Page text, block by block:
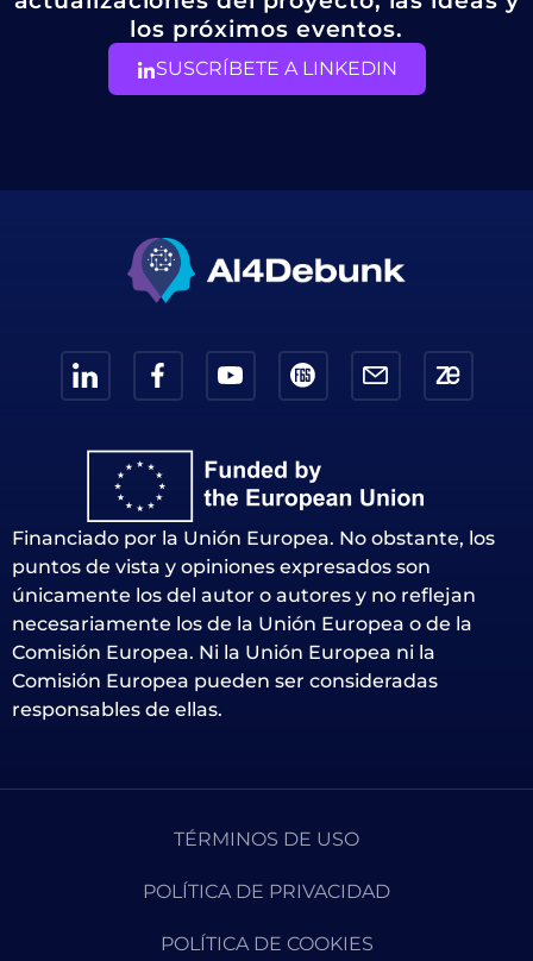
los próximos eventos.
SUSCRÍBETE A LINKEDIN
Financiado por la Unión Europea. No obstante, los
puntos de vista y opiniones expresados son
únicamente los del autor o autores y no reflejan
necesariamente los de la Unión Europea o de la
Comisión Europea. Ni la Unión Europea ni la
Comisión Europea pueden ser consideradas
responsables de ellas.
TÉRMINOS DE USO
POLÍTICA DE PRIVACIDAD
POLÍTICA DE COOKIES